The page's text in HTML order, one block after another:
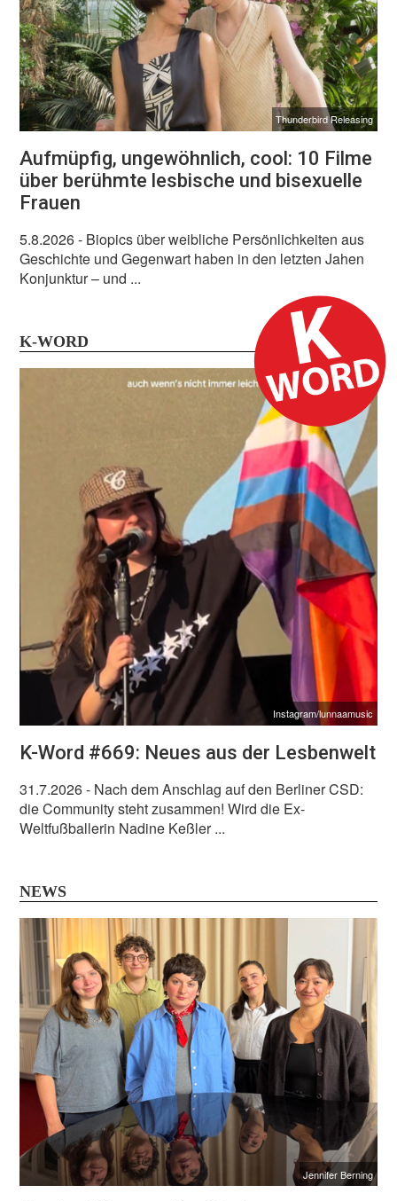
Thunderbird Releasing
Aufmüpfig, ungewöhnlich, cool: 10 Filme
über berühmte lesbische und bisexuelle
Frauen
5.8.2026- Biopics über weibliche Persönlichkeiten aus
Geschichte und Gegenwart haben in den letzten Jahen
Konjunktur – und ...
K-WORD
Instagram/lunnaamusic
K-Word #669: Neues aus der Lesbenwelt
31.7.2026- Nach dem Anschlag auf den Berliner CSD:
die Community steht zusammen! Wird die Ex-
Weltfußballerin Nadine Keßler ...
NEWS
Jennifer Berning